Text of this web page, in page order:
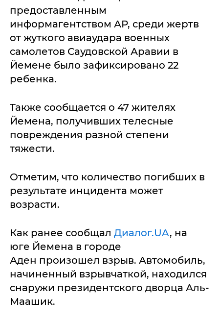
предоставленным
информагентством АР, среди жертв
от жуткого авиаудара военных
самолетов Саудовской Аравии в
Йемене было зафиксировано 22
ребенка.
Также сообщается о 47 жителях
Йемена, получивших телесные
повреждения разной степени
тяжести.
Отметим, что количество погибших в
результате инцидента может
возрасти.
Как ранее сообщал Диалог.UA, на
юге Йемена в городе
Аден произошел взрыв. Автомобиль,
начиненный взрывчаткой, находился
снаружи президентского дворца Аль-
Маашик.